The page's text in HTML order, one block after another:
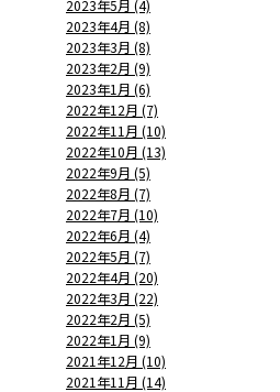
2023年5月 (4)
2023年4月 (8)
2023年3月 (8)
2023年2月 (9)
2023年1月 (6)
2022年12月 (7)
2022年11月 (10)
2022年10月 (13)
2022年9月 (5)
2022年8月 (7)
2022年7月 (10)
2022年6月 (4)
2022年5月 (7)
2022年4月 (20)
2022年3月 (22)
2022年2月 (5)
2022年1月 (9)
2021年12月 (10)
2021年11月 (14)